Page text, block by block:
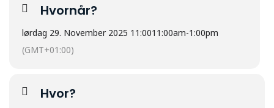
Hvornår?
lørdag 29. November 2025 11:0011:00am-1:00pm
(GMT+01:00)
Hvor?